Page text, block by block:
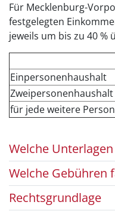
Für Mecklenburg-
festgelegten
jeweils um bis zu 40
Einpersonenhaushalt
Zweipersonenhaushalt
für jede weitere
Welche
Welche Gebühren
Rechtsgrundlage